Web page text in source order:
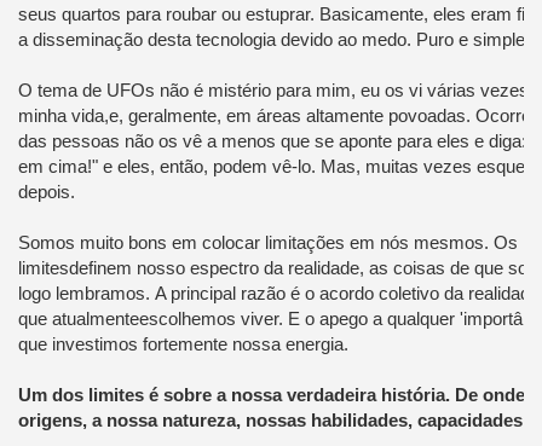
seus quartos pararoubar ou estuprar. Basicamente, eles eram
a disseminação desta tecnologia devido ao medo. Puro e simples
O tema de UFOs não é mistério para mim, eu os vi várias vezes
minha vida,e, geralmente, em áreas altamente povoadas.
das pessoas nãoos vê a menos que se aponte para eles e diga: "
em cima!" e eles, então, podem vê-lo. Mas, muitas vezes
depois.
Somos muito bons em colocar limitações em nós mesmos. Os
limitesdefinem nosso espectro da realidade, as coisas de que
logo lembramos. A principal razão éo acordo coletivo da realidade
que atualmenteescolhemos viver. E o apego a qualquer'
que investimos fortementenossa energia.
Um dos limites é sobre a nossa verdadeira história. De onde
origens, a nossa natureza, nossas habilidades, capacidades e